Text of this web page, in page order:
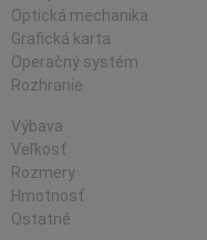
Optická mechanika
Grafická karta
Operačný systém
Rozhranie
Výbava
Veľkosť
Rozmery
Hmotnosť
Ostatné